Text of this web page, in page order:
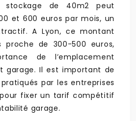
stockage de 40m2 peut
et 600 euros par mois, un
A Lyon, ce montant
proche de 300-500 euros,
de l’emplacement
garage. Il est important de
par les entreprises
fixer un tarif compétitif
garage.